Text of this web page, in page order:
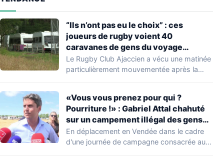
“Ils n’ont pas eu le choix” : ces
joueurs de rugby voient 40
caravanes de gens du voyage
s’installer dans leur stade, ils les
délogent en moins d’1 heure
Le Rugby Club Ajaccien a vécu une matinée
particulièrement mouvementée après la
«Vous vous prenez pour qui ?
Pourriture !» : Gabriel Attal chahuté
sur un campement illégal des gens
du voyage
En déplacement en Vendée dans le cadre
d'une journée de campagne consacrée aux